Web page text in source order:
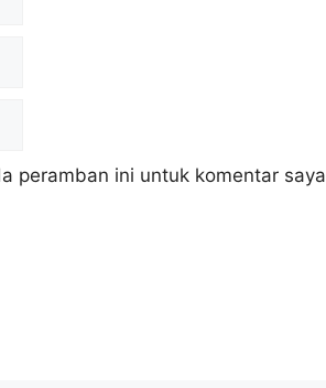
peramban ini untuk komentar saya